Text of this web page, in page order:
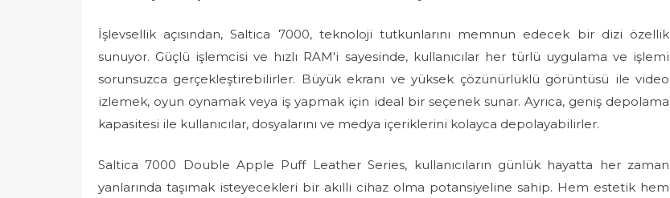
İşlevsellik açısından, Saltica 7000, teknoloji tutkunlarını memnun edecek bir dizi özellik
sunuyor. Güçlü işlemcisi ve hızlı RAM'i sayesinde, kullanıcılar her türlü uygulama ve işlemi
sorunsuzca gerçekleştirebilirler. Büyük ekranı ve yüksek çözünürlüklü görüntüsü ile video
izlemek, oyun oynamak veya iş yapmak için ideal bir seçenek sunar. Ayrıca, geniş depolama
kapasitesi ile kullanıcılar, dosyalarını ve medya içeriklerini kolayca depolayabilirler.
Saltica 7000 Double Apple Puff Leather Series, kullanıcıların günlük hayatta her zaman
yanlarında taşımak isteyecekleri bir akıllı cihaz olma potansiyeline sahip. Hem estetik hem